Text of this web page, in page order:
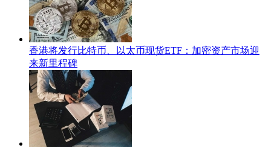
香港将发行比特币、以太币现货ETF：加密资产市场迎
来新里程碑